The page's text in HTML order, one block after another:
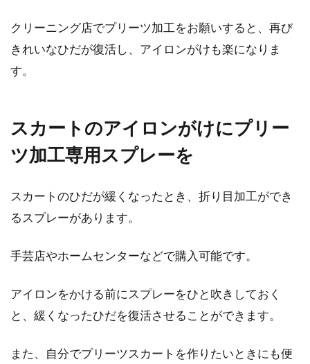
クリーニング店でプリーツ加工をお願いすると、再び
きれいなひだが復活し、アイロンがけも楽になりま
す。
スカートのアイロンがけにプリー
ツ加工専用スプレーを
スカートのひだが緩くなったとき、折り目加工ができ
るスプレーがあります。
手芸店やホームセンターなどで購入可能です。
アイロンをかける前にスプレーをひと吹きしておく
と、緩くなったひだを復活させることができます。
また、自分でプリーツスカートを作りたいときにも便